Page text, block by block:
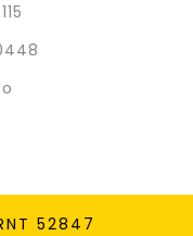
52847